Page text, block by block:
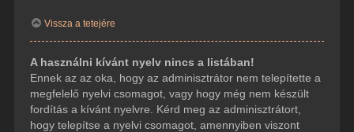
Vissza a tetejére
A használni kívánt nyelv nincs a listában!
Ennek az az oka, hogy az adminisztrátor nem telepítette a
megfelelő nyelvi csomagot, vagy hogy még nem készült
fordítás a kívánt nyelvre. Kérd meg az adminisztrátort,
hogy telepítse a nyelvi csomagot, amennyiben viszont